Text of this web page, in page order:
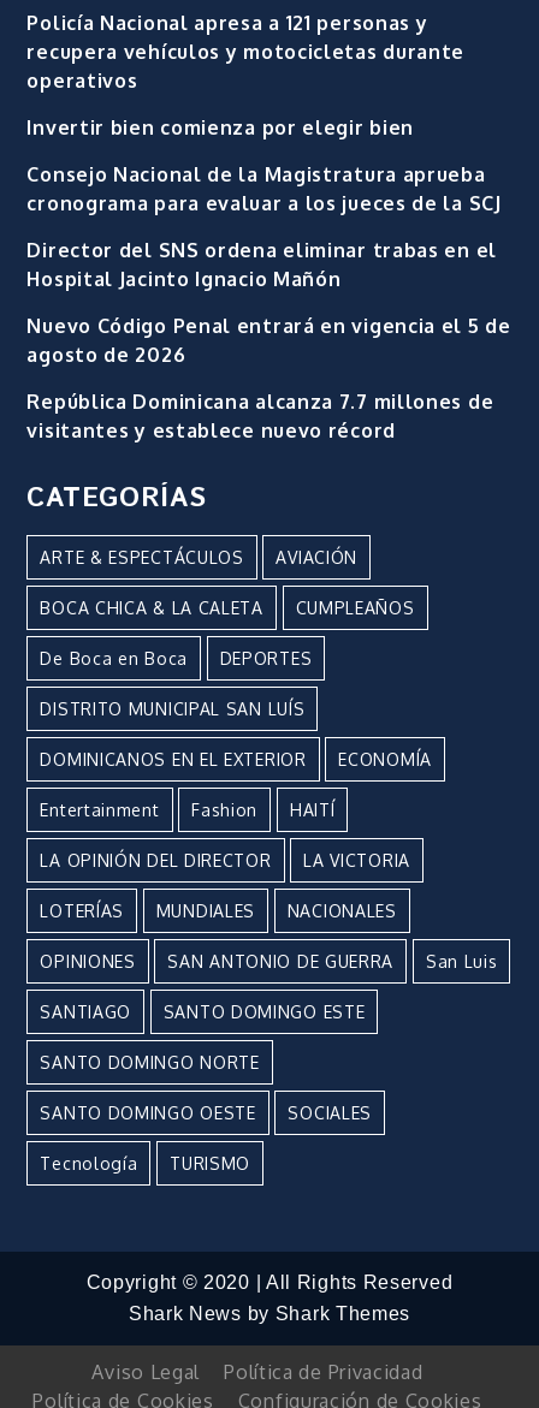
Policía Nacional apresa a 121 personas y
recupera vehículos y motocicletas durante
operativos
Invertir bien comienza por elegir bien
Consejo Nacional de la Magistratura aprueba
cronograma para evaluar a los jueces de la SCJ
Director del SNS ordena eliminar trabas en el
Hospital Jacinto Ignacio Mañón
Nuevo Código Penal entrará en vigencia el 5 de
agosto de 2026
República Dominicana alcanza 7.7 millones de
visitantes y establece nuevo récord
CATEGORÍAS
ARTE & ESPECTÁCULOS AVIACIÓN
BOCA CHICA & LA CALETA CUMPLEAÑOS
De Boca en Boca DEPORTES
DISTRITO MUNICIPAL SAN LUÍS
DOMINICANOS EN EL EXTERIOR ECONOMÍA
Entertainment Fashion HAITÍ
LA OPINIÓN DEL DIRECTOR LA VICTORIA
LOTERÍAS MUNDIALES NACIONALES
OPINIONES SAN ANTONIO DE GUERRA San Luis
SANTIAGO SANTO DOMINGO ESTE
SANTO DOMINGO NORTE
SANTO DOMINGO OESTE SOCIALES
Tecnología TURISMO
Copyright © 2020 | All Rights Reserved
Shark News by Shark Themes
Aviso Legal
Política de Privacidad
Política de Cookies
Configuración de Cookies